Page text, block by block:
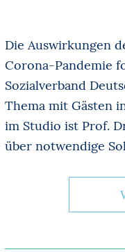
Die Auswirkungen
Corona-Pandemie
Sozialverband
Thema mit Gästen
im Studio ist Prof.
über notwendige